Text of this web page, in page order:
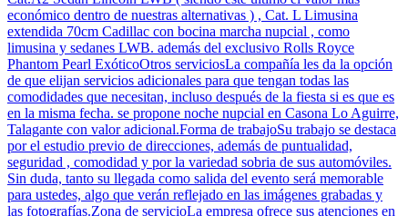
económico dentro de nuestras alternativas ) , Cat. L Limusina
extendida 70cm Cadillac con bocina marcha nupcial , como
limusina y sedanes LWB. además del exclusivo Rolls Royce
Phantom Pearl ExóticoOtros serviciosLa compañía les da la opción
de que elijan servicios adicionales para que tengan todas las
comodidades que necesitan, incluso después de la fiesta si es que es
en la misma fecha. se propone noche nupcial en Casona Lo Aguirre,
Talagante con valor adicional.Forma de trabajoSu trabajo se destaca
por el estudio previo de direcciones, además de puntualidad,
seguridad , comodidad y por la variedad sobria de sus automóviles.
Sin duda, tanto su llegada como salida del evento será memorable
para ustedes, algo que verán reflejado en las imágenes grabadas y
las fotografías.Zona de servicioLa empresa ofrece sus atenciones en